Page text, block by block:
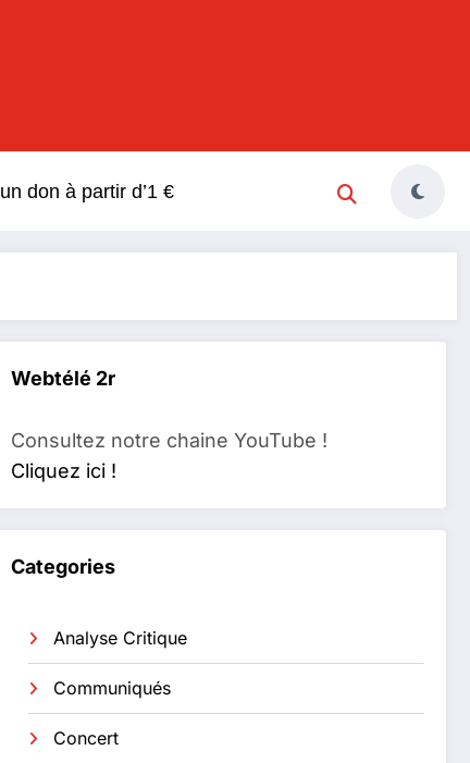
don à partir d’1 €
Webtélé 2r
Consultez notre chaine YouTube !
Cliquez ici !
Categories
Analyse Critique
Communiqués
Concert